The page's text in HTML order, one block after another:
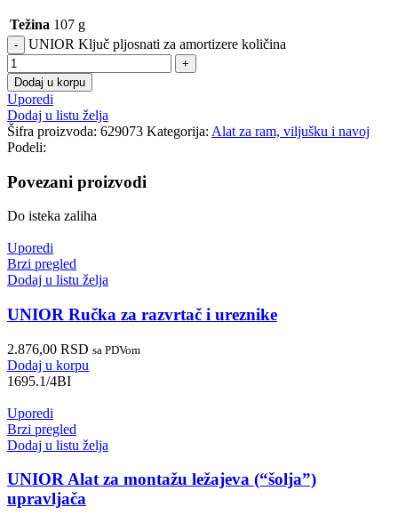
Težina 107 g
UNIOR Ključ pljosnati za amortizere količina
Dodaj u korpu
Uporedi
Dodaj u listu želja
Šifra proizvoda: 629073 Kategorija: Alat za ram, viljušku i navoj
Podeli:
Povezani proizvodi
Do isteka zaliha
Uporedi
Brzi pregled
Dodaj u listu želja
UNIOR Ručka za razvrtač i ureznike
2.876,00 RSD sa PDVom
Dodaj u korpu
1695.1/4BI
Uporedi
Brzi pregled
Dodaj u listu želja
UNIOR Alat za montažu ležajeva (“šolja”)
upravljača